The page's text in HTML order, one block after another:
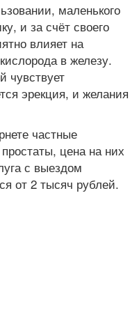
маленького
и за счёт своего
влияет на
в железу.
чувствует
эрекция, и желания
частные
цена на них
с выездом
от 2 тысяч рублей.